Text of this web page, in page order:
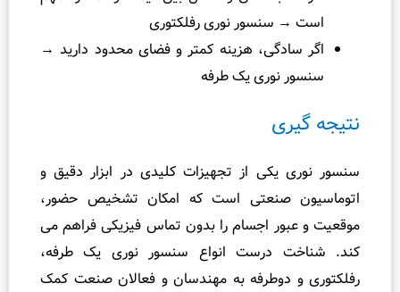
نوری رفلکتوری
هزینه کمتر و فضای محدود دارید →
نوری یک‌ طرفه
از تجهیزات کلیدی در ابزار دقیق و
صنعتی است که امکان تشخیص حضور،
اجسام را بدون تماس فیزیکی فراهم می‌
درست انواع سنسور نوری یک‌ طرفه،
دوطرفه به مهندسان و فعالان صنعت کمک